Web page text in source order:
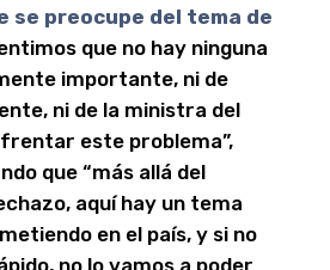
se preocupe del tema de
que no hay ninguna
importante, ni de
ni de la ministra del
este problema”,
que “más allá del
aquí hay un tema
en el país, y si no